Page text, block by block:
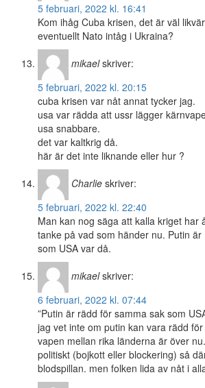
5 februari, 2022 kl. 16:41
Kom ihåg Cuba krisen, det är väl
eventuellt Nato intåg i Ukraina?
mikael skriver:
5 februari, 2022 kl. 20:15
cuba krisen var nåt annat tycker jag.
usa var rädda att ussr lägger
usa snabbare.
det var kaltkrig då.
här är det inte liknande eller hur ?
Charlie skriver:
5 februari, 2022 kl. 22:40
Man kan nog säga att kalla kriget har
tanke på vad som händer nu. Putin
som USA var då.
mikael skriver:
6 februari, 2022 kl. 07:44
”Putin är rädd för samma sak som
jag vet inte om putin kan vara rädd
vapen mellan rika länderna är över
politiskt (bojkott eller blockering) så
blodspillan. men folken lida av nåt i